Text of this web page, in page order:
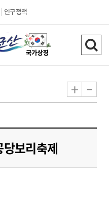
인구정책
검
색
기
+ -
보리축제